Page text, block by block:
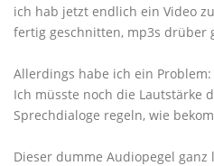
ich hab jetzt endlich ein Video
fertig geschnitten, mp3s drüber
Allerdings habe ich ein Problem:
Ich müsste noch die Lautstärke
Sprechdialoge regeln, wie
Dieser dumme Audiopegel